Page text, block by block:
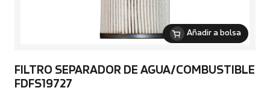
Añadir a bolsa
FILTRO SEPARADOR DE AGUA/COMBUSTIBLE
FDFS19727